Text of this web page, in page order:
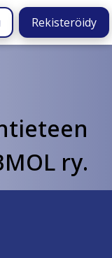
Rekisteröidy
ry.